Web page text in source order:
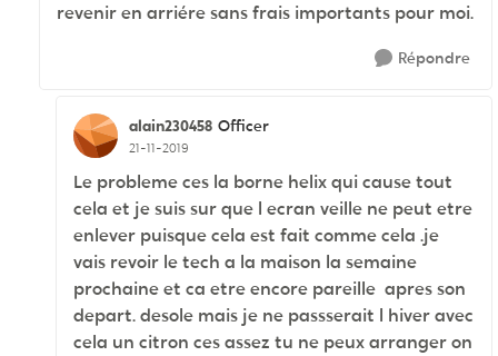
revenir en arriére sans frais importants pour moi.
Répondre
alain230458 Officer
21-11-2019
Le probleme ces la borne helix qui cause tout
cela et je suis sur que l ecran veille ne peut etre
enlever puisque cela est fait comme cela .je
vais revoir le tech a la maison la semaine
prochaine et ca etre encore pareille apres son
depart. desole mais je ne passserait l hiver avec
cela un citron ces assez tu ne peux arranger on